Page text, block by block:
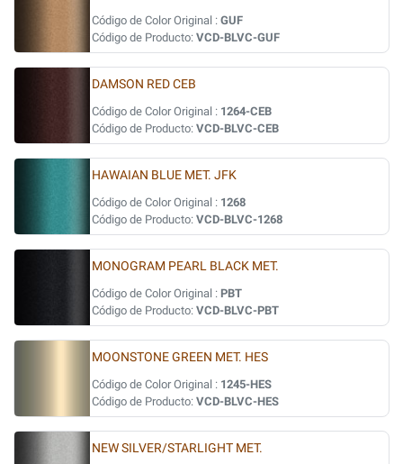
Código de Color Original : GUF
Código de Producto: VCD-BLVC-GUF
DAMSON RED CEB
Código de Color Original : 1264-CEB
Código de Producto: VCD-BLVC-CEB
HAWAIAN BLUE MET. JFK
Código de Color Original : 1268
Código de Producto: VCD-BLVC-1268
MONOGRAM PEARL BLACK MET.
Código de Color Original : PBT
Código de Producto: VCD-BLVC-PBT
MOONSTONE GREEN MET. HES
Código de Color Original : 1245-HES
Código de Producto: VCD-BLVC-HES
NEW SILVER/STARLIGHT MET.